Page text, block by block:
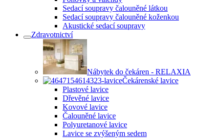
Sedací soupravy čalouněné látkou
Sedací soupravy čalouněné koženkou
Akustické sedací soupravy
Zdravotnictví
Nábytek do čekáren - RELAXIA
Čekárenské lavice
Plastové lavice
Dřevěné lavice
Kovové lavice
Čalouněné lavice
Polyuretanové lavice
Lavice se zvýšeným sedem